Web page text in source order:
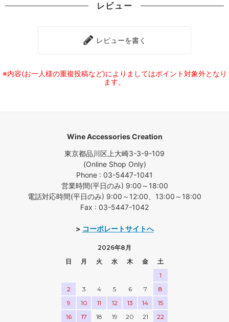
レビュー
レビューを書く
※内容(お一人様の重複投稿など)によりましてはポイント対象外となり
ます。
Wine Accessories Creation
東京都品川区上大崎3-3-9-109
(Online Shop Only)
Phone : 03-5447-1041
営業時間(平日のみ) 9:00～18:00
電話対応時間(平日のみ) 9:00～12:00、13:00～18:00
Fax : 03-5447-1042
> コーポレートサイトへ
2026年8月
日
月 火 水 木 金
土
1
2
3 4 5 6 7
8
9
10 11 12 13 14
15
16
17 18 19 20 21
22